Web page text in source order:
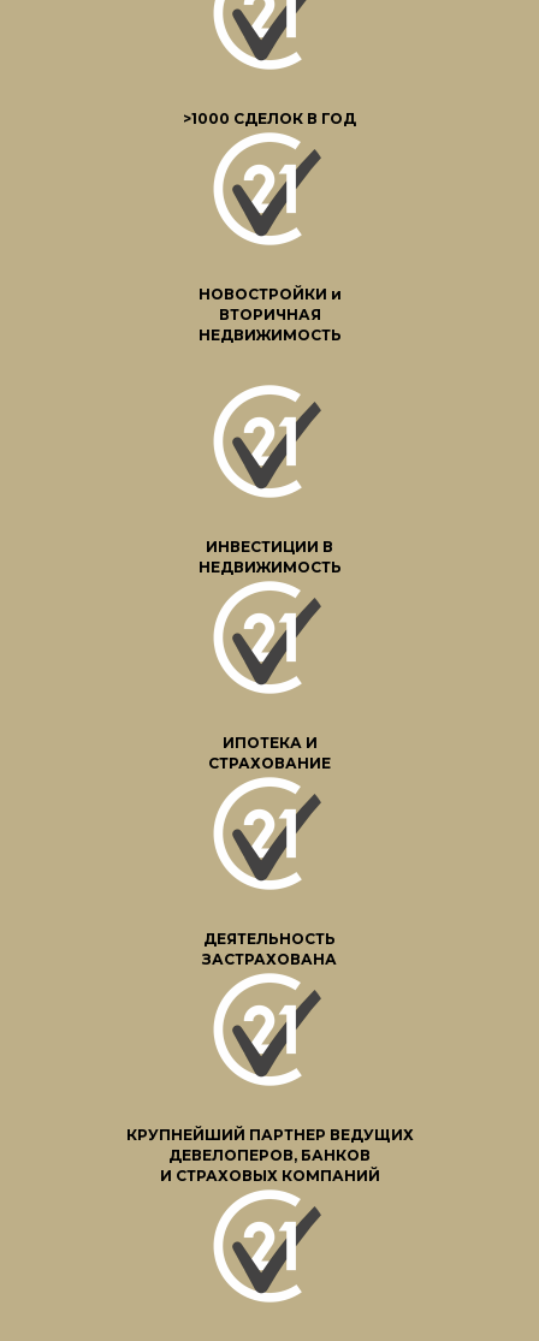
>1000 СДЕЛОК В ГОД
НОВОСТРОЙКИ и
ВТОРИЧНАЯ
НЕДВИЖИМОСТЬ
ИНВЕСТИЦИИ В
НЕДВИЖИМОСТЬ
ИПОТЕКА И
СТРАХОВАНИЕ
ДЕЯТЕЛЬНОСТЬ
ЗАСТРАХОВАНА
КРУПНЕЙШИЙ ПАРТНЕР ВЕДУЩИХ
ДЕВЕЛОПЕРОВ, БАНКОВ
И СТРАХОВЫХ КОМПАНИЙ